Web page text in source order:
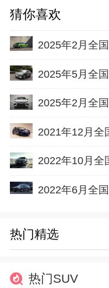
猜你喜欢
2025年2月全
2025年5月全
2021年12月全
2022年10月全
2022年6月全
热门精选
热门SUV